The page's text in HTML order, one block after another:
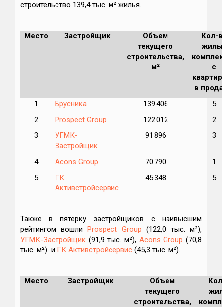
строительство 139,4 тыс. м² жилья.
Место Застройщик
Объем
текущего
строительства,
м²
Кол-
с
в
1
Брусника 139 406
5
2
Prospect Group 122 012
2
3
УГМК-
Застройщик
91 896 3
4 Acons Group 70 790
1
5
ГК
Активстройсервис
45 348 5
Также в пятерку застройщиков с наивысшим
рейтингом вошли
Prospect Group (122,0 тыс. м²),
УГМК-Застройщик (91,9 тыс. м²), Acons Group (70,8
тыс. м²) и ГК Активстройсервис (45,3 тыс. м²).
Место Застройщик
Объем
текущего
строительства,